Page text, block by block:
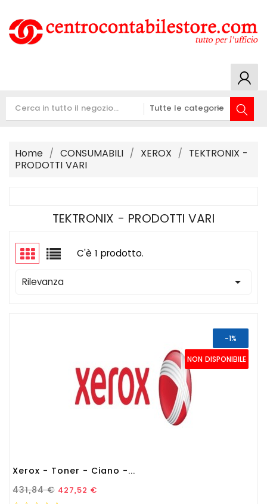
Home CONSUMABILI XEROX
TEKTRONIX -
PRODOTTI VARI
TEKTRONIX - PRODOTTI VARI
C'è 1 prodotto.
Rilevanza 
NON DISPONIBILE
-1%
Xerox - Toner - Ciano -...
Prezzo Standard
431,84 € Prezzo
427,52 €